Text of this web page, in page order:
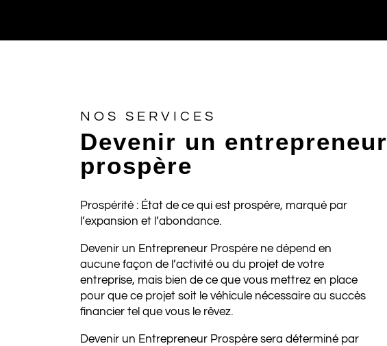
NOS SERVICES
Devenir un entrepreneur
prospère
Prospérité : État de ce qui est prospère, marqué par
l’expansion et l’abondance.
Devenir un Entrepreneur Prospère ne dépend en
aucune façon de l’activité ou du projet de votre
entreprise, mais bien de ce que vous mettrez en place
pour que ce projet soit le véhicule nécessaire au succès
financier tel que vous le rêvez.
Devenir un Entrepreneur Prospère sera déterminé par